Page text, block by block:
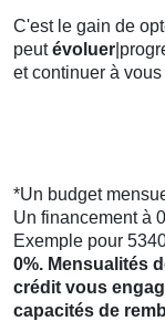
C'est le gain de
peutévoluer
et continuer à
*Un budget
Un financement à
Exemple pour
0%. Mensualités
crédit vous
capacités de